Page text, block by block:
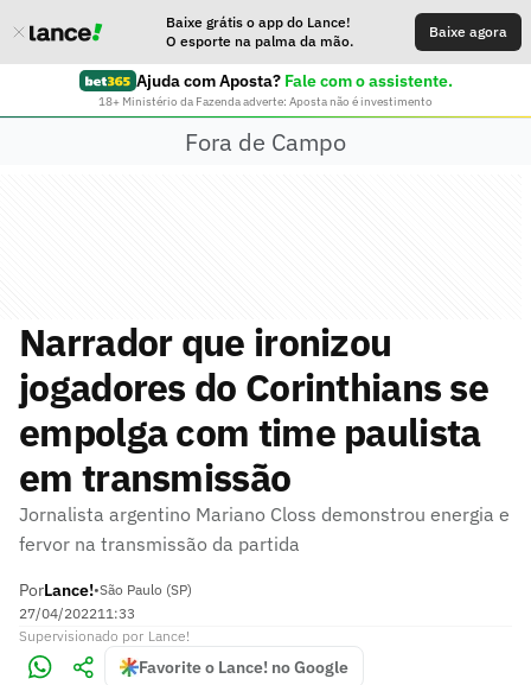
Baixe grátis o app do Lance!
O esporte na palma da mão.
Baixe agora
Ajuda com Aposta? Fale com o assistente.
18+ Ministério da Fazenda adverte: Aposta não é investimento
Fora de Campo
Narrador que ironizou
jogadores do Corinthians se
empolga com time paulista
em transmissão
Jornalista argentino Mariano Closs demonstrou energia e
fervor na transmissão da partida
PorLance!•São Paulo (SP)
27/04/202211:33
Supervisionado por Lance!
Favorite o Lance! no Google